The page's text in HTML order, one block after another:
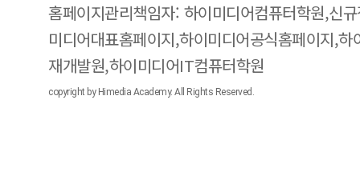
홈페이지관리책임자: 하이미디어컴퓨터학원,신
미디어대표홈페이지,하이미디어공식홈페이지,
재개발원,하이미디어IT컴퓨터학원
copyright by Himedia Academy. All Rights Reserved.